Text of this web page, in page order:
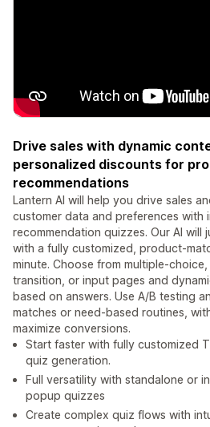
Drive sales with dynamic
personalized discounts for
recommendations
Lantern AI will help you drive sales
customer data and preferences with
recommendation quizzes. Our AI will
with a fully customized, product-
minute. Choose from multiple-
transition, or input pages and
based on answers. Use A/B testing
matches or need-based routines,
maximize conversions.
Start faster with fully customized
quiz generation.
Full versatility with standalone or
popup quizzes
Create complex quiz flows with